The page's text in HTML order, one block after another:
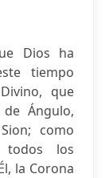
Dios ha
tiempo
que
Ángulo,
como
todos los
la Corona